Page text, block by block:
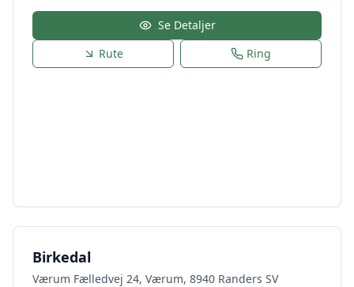
Se Detaljer
Rute
Ring
Birkedal
Værum Fælledvej 24, Værum, 8940 Randers SV